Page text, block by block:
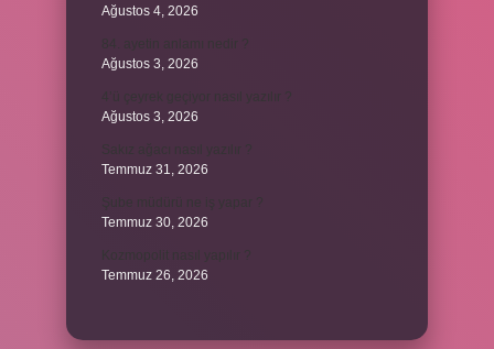
Ağustos 4, 2026
Ağustos 3, 2026
Ağustos 3, 2026
Temmuz 31, 2026
Temmuz 30, 2026
Temmuz 26, 2026